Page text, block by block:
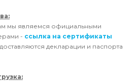
мы являемся официальными
- ссылка на сертификаты
декларации и паспорта